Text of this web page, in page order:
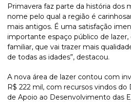
Primavera faz parte da história dos
nome pelo qual a região é
mais antigos. É uma satisfação
importante espaço público de
familiar, que vai trazer mais
de todas as idades”, destacou.
A nova área de lazer contou com
R$ 222 mil, com recursos vindos
de Apoio ao Desenvolvimento das